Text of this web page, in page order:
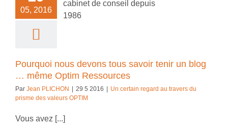
05, 2016
blog … même
Ressources
Pourquoi nous devons tous savoir tenir un blog
… même Optim Ressources
Par Jean PLICHON 29 5 2016
Un certain regard au travers du
prisme des valeurs OPTIM
Vous avez [...]